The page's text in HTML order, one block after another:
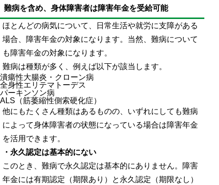
難病を含め、身体障害者は障害年金を受給可能
ほとんどの病気について、日常生活や就労に支障がある
場合、障害年金の対象になります。当然、難病について
も障害年金の対象になります。
難病は種類が多く、例えば以下が該当します。
潰瘍性大腸炎・クローン病
全身性エリテマトーデス
パーキンソン病
ALS（筋萎縮性側索硬化症）
他にもたくさん種類はあるものの、いずれにしても難病
によって身体障害者の状態になっている場合は障害年金
を活用できます。
・永久認定は基本的にない
このとき、難病で永久認定は基本的にありません。障害
年金には有期認定（期限あり）と永久認定（期限なし）